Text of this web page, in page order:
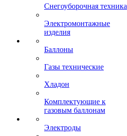
Снегоуборочная техника
Электромонтажные
изделия
Баллоны
Газы технические
Хладон
Комплектующие к
газовым баллонам
Электроды